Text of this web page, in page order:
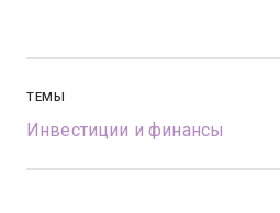
ТЕМЫ
Инвестиции и финансы